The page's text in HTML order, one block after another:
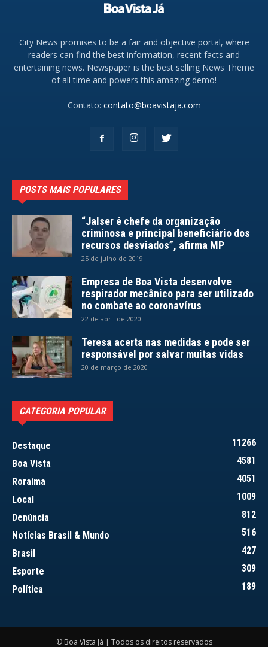
City News promises to be a fair and objective portal, where
readers can find the best information, recent facts and
entertaining news. Newspaper is the best selling News Theme
of all time and powers this amazing demo!
Contato: contato@boavistaja.com
POSTS MAIS POPULARES
“Jalser é chefe da organização
criminosa e principal beneficiário dos
recursos desviados”, afirma MP
25 de julho de 2019
Empresa de Boa Vista desenvolve
respirador mecânico para ser utilizado
no combate ao coronavírus
22 de abril de 2020
Teresa acerta nas medidas e pode ser
responsável por salvar muitas vidas
20 de março de 2020
CATEGORIA POPULAR
Destaque
11266
Boa Vista
4581
Roraima
4051
Local
1009
Denúncia
812
Notícias Brasil & Mundo
516
Brasil
427
Esporte
309
Política
189
© Boa Vista Já | Todos os direitos reservados